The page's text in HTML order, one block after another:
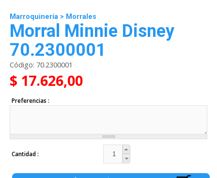
Marroquinería > Morrales
Morral Minnie Disney
70.2300001
Código: 70.2300001
$ 17.626,00
Preferencias
Cantidad